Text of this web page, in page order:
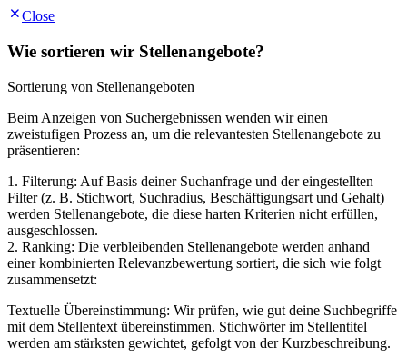
Close
Wie sortieren wir Stellenangebote?
Sortierung von Stellenangeboten
Beim Anzeigen von Suchergebnissen wenden wir einen
zweistufigen Prozess an, um die relevantesten Stellenangebote zu
präsentieren:
1. Filterung: Auf Basis deiner Suchanfrage und der eingestellten
Filter (z. B. Stichwort, Suchradius, Beschäftigungsart und Gehalt)
werden Stellenangebote, die diese harten Kriterien nicht erfüllen,
ausgeschlossen.
2. Ranking: Die verbleibenden Stellenangebote werden anhand
einer kombinierten Relevanzbewertung sortiert, die sich wie folgt
zusammensetzt:
Textuelle Übereinstimmung: Wir prüfen, wie gut deine Suchbegriffe
mit dem Stellentext übereinstimmen. Stichwörter im Stellentitel
werden am stärksten gewichtet, gefolgt von der Kurzbeschreibung.